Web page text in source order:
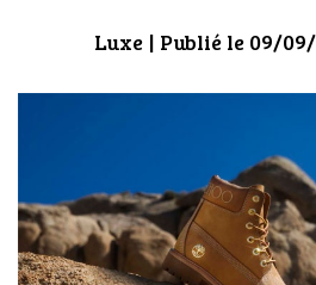
CULTURE
HIGH
Luxe| Publié le 09/09/